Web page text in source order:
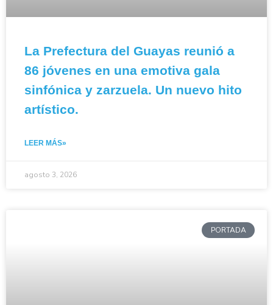
La Prefectura del Guayas reunió a
86 jóvenes en una emotiva gala
sinfónica y zarzuela. Un nuevo hito
artístico.
LEER MÁS»
agosto 3, 2026
PORTADA